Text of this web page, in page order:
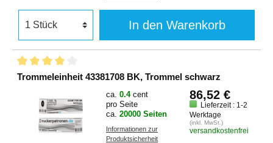
In den Warenkorb
Trommeleinheit 43381708 BK, Trommel schwarz
ca. 0.4 cent
pro Seite
ca. 20000 Seiten
Informationen zur
Produktsicherheit
86,52 €
Lieferzeit : 1-2
Werktage
(inkl. MwSt.)
versandkostenfrei